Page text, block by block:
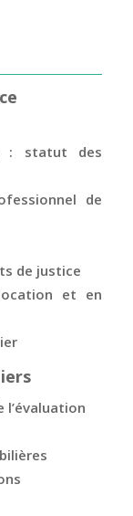
: statut des
de
de justice
et en
l’évaluation